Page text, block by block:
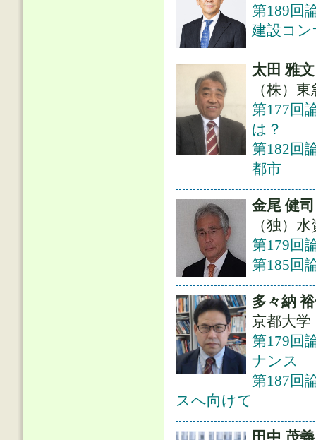
第189回
建設コ
太田 雅文
（株）
第177回
は？
第182回
都市
金尾 健司
（独）
第179回
第185回
多々納
京都大学
第179回
ナンス
第187回
スへ向けて